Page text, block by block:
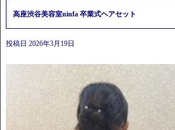
高座渋谷美容室ninfa 卒業式ヘアセット
投稿日 2026年3月19日